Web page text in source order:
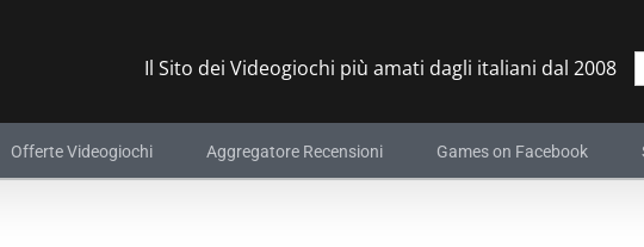
Il Sito dei Videogiochi più amati dagli italiani dal 2008
Offerte Videogiochi Aggregatore Recensioni Games on Facebook